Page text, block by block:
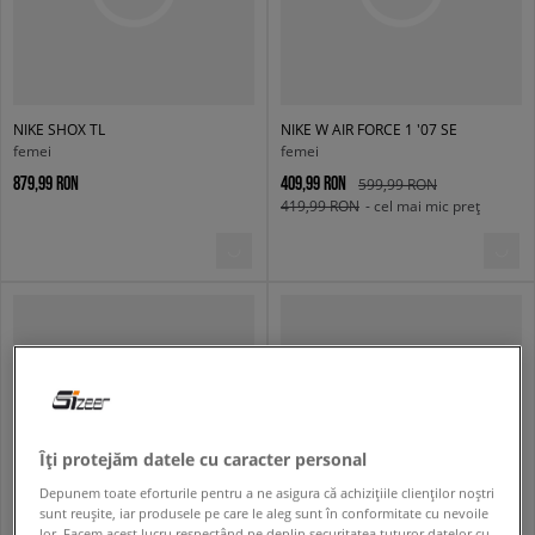
NIKE SHOX TL
femei
879,99 RON
NIKE W AIR FORCE 1 '07 SE
femei
409,99 RON
599,99 RON
419,99 RON - cel mai mic preț
Îți protejăm datele cu caracter personal
Depunem toate eforturile pentru a ne asigura că achizițiile clienților noștri
sunt reușite, iar produsele pe care le aleg sunt în conformitate cu nevoile